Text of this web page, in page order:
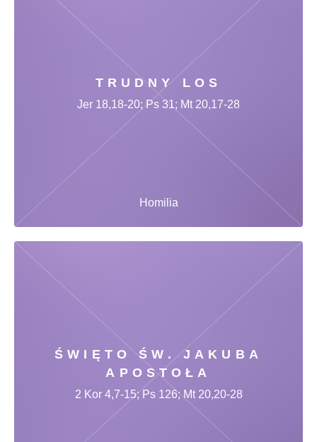
TRUDNY LOS
Homilia
Jer 18,18-20; Ps 31; Mt 20,17-28
ŚWIĘTO ŚW. JAKUBA
APOSTOŁA
2 Kor 4,7-15; Ps 126; Mt 20,20-28